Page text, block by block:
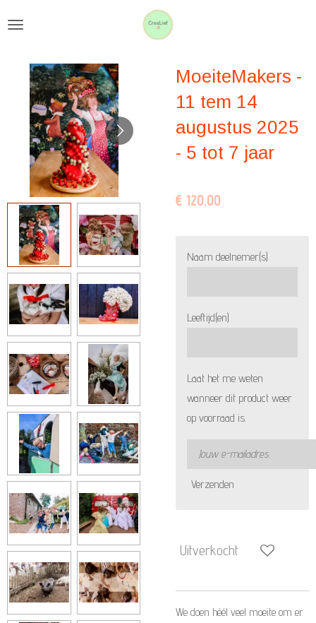
hoofdinhoud
MoeiteMakers -
11 tem 14
augustus 2025
- 5 tot 7 jaar
€ 120,00
Naam deelnemer(s)
Leeftijd(en)
Laat het me weten
wanneer dit product weer
op voorraad is.
Verzenden
Uitverkocht
We doen héél veel moeite om er